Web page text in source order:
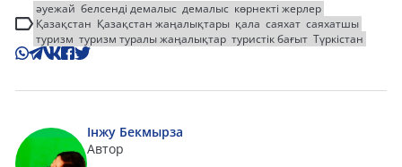
әуежай белсенді демалыс демалыс көрнекті жерлер
Қазақстан Қазақстан жаңалықтары қала саяхат саяхатшы
туризм туризм туралы жаңалықтар туристік бағыт Түркістан
Інжу Бекмырза
Автор